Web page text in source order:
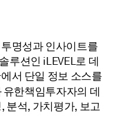
명성과 인사이트를
루션인 iLEVEL로 데
서 단일 정보 소스를
유한책임투자자의 데
분석, 가치평가, 보고